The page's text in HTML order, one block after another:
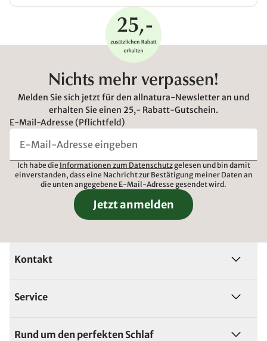
Nichts mehr verpassen!
Melden Sie sich jetzt für den allnatura-Newsletter an und
erhalten Sie einen 25,- Rabatt-Gutschein.
E-Mail-Adresse (Pflichtfeld)
Ich habe die Informationen zum Datenschutzgelesen und bin damit
einverstanden, dass eine Nachricht zur Bestätigung meiner Daten an
die unten angegebene E-Mail-Adresse gesendet wird.
Jetzt anmelden
Kontakt
Service
Rund um den perfekten Schlaf